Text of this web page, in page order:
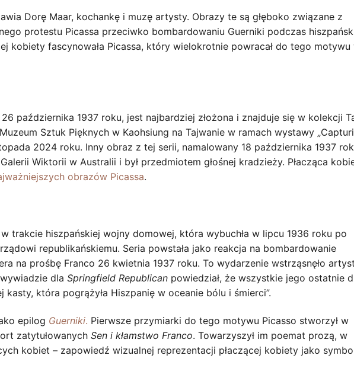
Dorę Maar, kochankę i muzę artysty. Obrazy te są głęboko związane z
protestu Picassa przeciwko bombardowaniu Guerniki podczas
kobiety fascynowała Picassa, który wielokrotnie powracał do tego motywu
października 1937 roku, jest najbardziej złożona i znajduje się w kolekcji
Sztuk Pięknych w Kaohsiung na Tajwanie w ramach wystawy
2024 roku. Inny obraz z tej serii, namalowany 18 października 1937
Wiktorii w Australii i był przedmiotem głośnej kradzieży. Płacząca
obrazów Picassa.
w trakcie hiszpańskiej wojny domowej, która wybuchła w lipcu 1936 roku po
republikańskiemu. Seria powstała jako reakcja na bombardowanie
na prośbę Franco 26 kwietnia 1937 roku. To wydarzenie wstrząsnęło
dla Springfield Republican powiedział, że wszystkie jego ostatnie
która pogrążyła Hiszpanię w oceanie bólu i śmierci”.
epilog Guerniki. Pierwsze przymiarki do tego motywu Picasso stworzył w
zatytułowanych Sen i kłamstwo Franco. Towarzyszył im poemat prozą, w
kobiet – zapowiedź wizualnej reprezentacji płaczącej kobiety jako